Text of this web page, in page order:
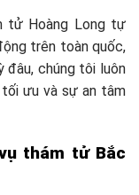
tử Hoàng Long tự
trên toàn quốc,
đâu, chúng tôi luôn
tối ưu và sự an tâm
thám tử Bắc